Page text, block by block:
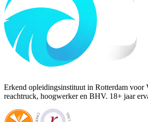
Erkend opleidingsinstituut in Rotterdam
reachtruck, hoogwerker en BHV. 18+ jaar